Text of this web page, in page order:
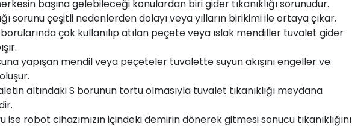
başına gelebileceği konulardan biri gider tıkanıklığı sorunudur.
sorunu çeşitli nedenlerden dolayı veya yılların birikimi ile ortaya çıkar.
çok kullanılıp atılan peçete veya ıslak mendiller tuvalet gider
yapışan mendil veya peçeteler tuvalette suyun akışını engeller ve
altındaki S borunun tortu olmasıyla tuvalet tıkanıklığı meydana
ise robot cihazımızın içindeki demirin dönerek gitmesi sonucu tıkanıklığını